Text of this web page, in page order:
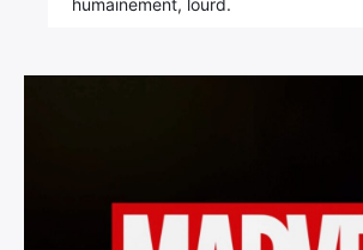
humainement, lourd.